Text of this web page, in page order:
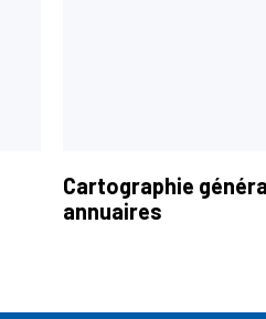
Cartographie
annuaires